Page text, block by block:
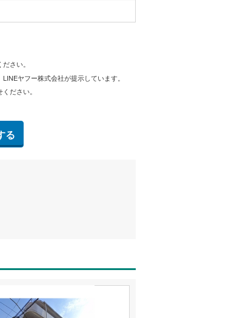
さい。
ヤフー株式会社が提示しています。
ださい。
る